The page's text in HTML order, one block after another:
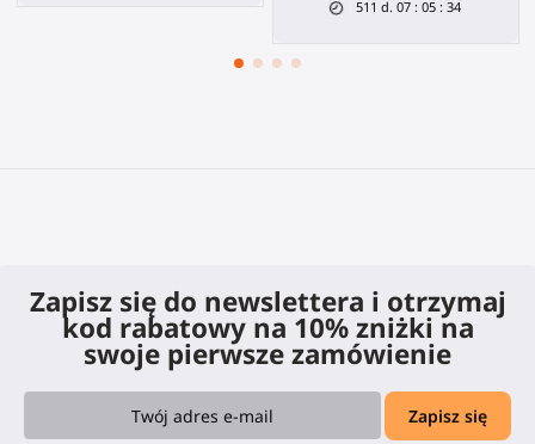
511 d. 07 :05 :33
Zapisz się do newslettera i otrzymaj
kod rabatowy na 10% zniżki na
swoje pierwsze zamówienie